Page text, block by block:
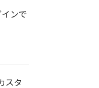
ンで
スタ